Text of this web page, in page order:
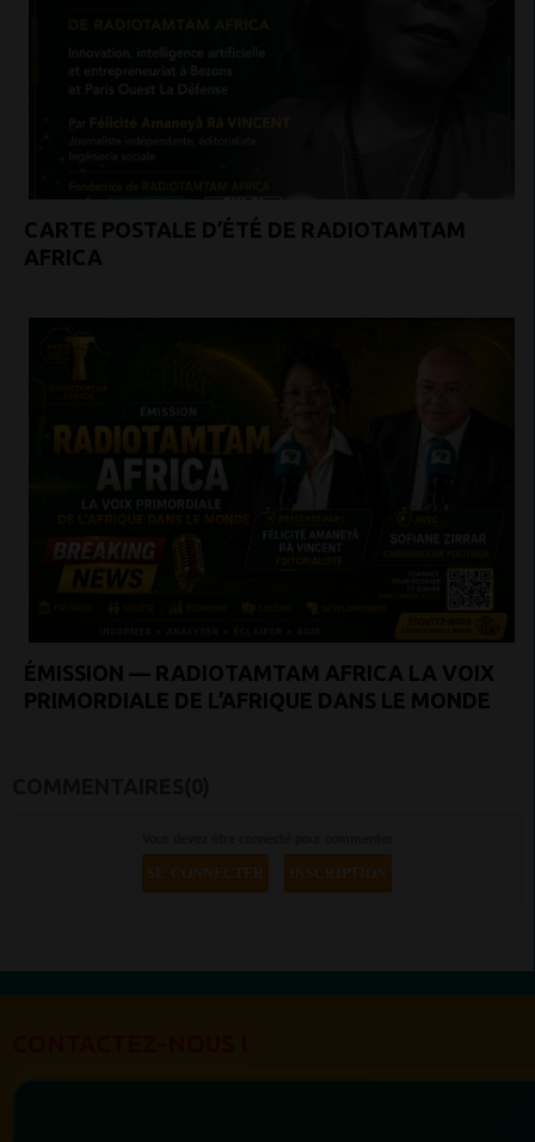
CARTE POSTALE D’ÉTÉ DE RADIOTAMTAM
AFRICA
ÉMISSION — RADIOTAMTAM AFRICA LA VOIX
PRIMORDIALE DE L’AFRIQUE DANS LE MONDE
SE CONNECTER INSCRIPTION